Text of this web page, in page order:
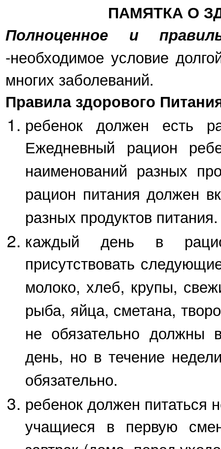
ПАМЯТКА О
Полноценное и
-необходимое условие
многих заболеваний.
Правила здорового
ребенок должен есть
Ежедневный рацион
наименований разных
рацион питания должен
разных продуктов питания.
каждый день в
присутствовать
молоко, хлеб, крупы,
рыба, яйца, сметана,
не обязательно должны
день, но в течение
обязательно.
ребенок должен питаться
учащиеся в первую